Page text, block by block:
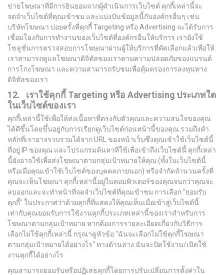
ข่ายโฆษณาที่มีการยินยอมจากผู้ดำเนินการเว็บไซต์ คุกกี้เหล่านี้จะ
จดจำเว็บไซต์ที่คุณเข้าชม และแบ่งปันข้อมูลนี้กับองค์กรอื่นๆ เช่น
บริษัทโฆษณา บ่อยครั้งที่คุกกี้ Targeting หรือ Advertising จะได้รับการ
เชื่อมโยงกับการทำงานของเว็บไซต์ที่องค์กรอื่นให้บริการ เรายังใช้
โซลูชั่นการตรวจสอบการโฆษณาผ่านผู้ให้บริการที่คัดเลือกแล้วเพื่อให้
เราสามารถดูแลโฆษณาดิจิทัลของเราตามความปลอดภัยของแบรนด์
การโกงโฆษณา และความสามารถรับชมเพื่อคุ้มครองการลงทุนทาง
ดิจิทัลของเรา
12. เราใช้คุกกี้ Targeting หรือ Advertising ประเภทใด
ในเว็บไซต์ของเรา
คุกกี้เหล่านี้ใช้เพื่อให้ส่งเนื้อหาที่ตรงกับตัวคุณและความสนใจของคุณ
ได้ดีขึ้นโดยขึ้นอยู่กับการเรียกดูเว็บไซต์ก่อนหน้านี้ของคุณ รวมถึงคำ
หลักที่เราอาจรวบรวมได้จาก URL ของหน้าเว็บซึ่งคุณเข้าใช้เว็บไซต์นี้
ที่อยู่ IP ของคุณ และโปรแกรมค้นหาที่ใช้เพื่อเข้าถึงเว็บไซต์นี้ คุกกี้เหล่า
นี้ยังอาจใช้เพื่อส่งโฆษณาตามกลุ่มเป้าหมายให้คุณ (ทั้งในเว็บไซต์นี้
หรือเมื่อคุณเข้าใช้เว็บไซต์ของบุคคลภายนอก) หรือจำกัดจำนวนครั้งที่
คุณจะเห็นโฆษณา คุกกี้เหล่านี้อยู่ในคอมพิวเตอร์ของคุณจนกว่าคุณจะ
ลบออกและจะทำหน้าที่จดจำเว็บไซต์ที่คุณเข้าชม การเลือก "ยอมรับ
คุกกี้" ในประกาศว่าด้วยคุกกี้ที่แสดงให้คุณเห็นเมื่อเข้าสู่เว็บไซต์นี้
เท่ากับคุณยอมรับการใช้งานคุกกี้ประเภทเหล่านี้ของเราสำหรับการ
โฆษณาตามกลุ่มเป้าหมาย หากต้องการรายละเอียดเกี่ยวกับวิธีการ
เลือกไม่ใช้คุกกี้เหล่านี้ กรุณาดูหัวข้อ "ฉันจะเลือกไม่ใช้คุกกี้โฆษณา
ตามกลุ่มเป้าหมายได้อย่างไร" ทางด้านล่าง ฉันจะปิดใช้งาน/เปิดใช้
งานคุกกี้ได้อย่างไร
คุณสามารถยอมรับหรือปฏิเสธคุกกี้โดยการปรับเปลี่ยนการตั้งค่าใน